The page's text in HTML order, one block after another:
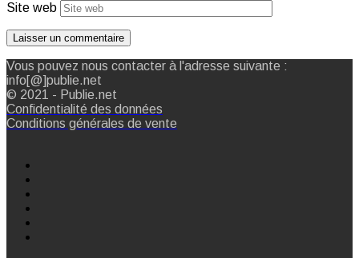
Site web
Vous pouvez nous contacter à l'adresse suivante :
info[@]publie.net
© 2021 - Publie.net
Confidentialité des données
Conditions générales de vente